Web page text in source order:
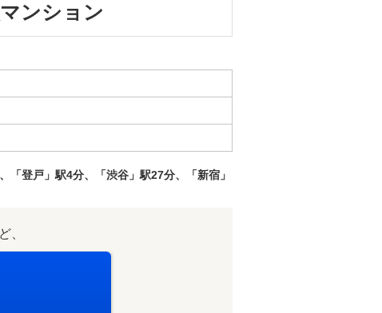
ンション
「登戸」駅4分、「渋谷」駅27分、「新宿」
、